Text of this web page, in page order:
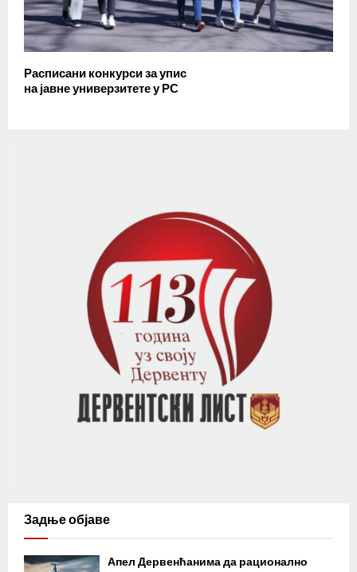
Расписани конкурси за упис
на јавне универзитете у РС
Задње објаве
Апел Дервенћанима да рационално